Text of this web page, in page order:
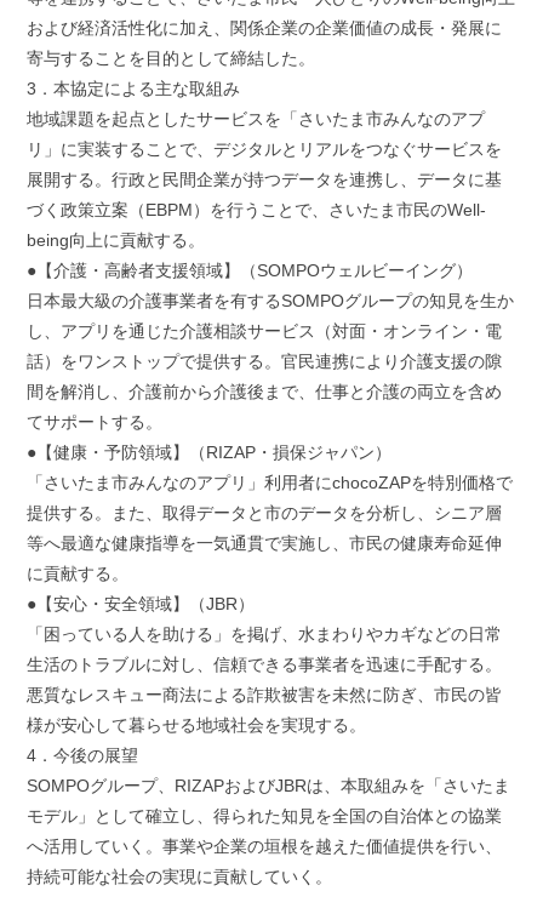
および経済活性化に加え、関係企業の企業価値の成長・発展に
寄与することを目的として締結した。
3．本協定による主な取組み
地域課題を起点としたサービスを「さいたま市みんなのアプ
リ」に実装することで、デジタルとリアルをつなぐサービスを
展開する。行政と民間企業が持つデータを連携し、データに基
づく政策立案（EBPM）を行うことで、さいたま市民のWell-
being向上に貢献する。
●【介護・高齢者支援領域】（SOMPOウェルビーイング）
日本最大級の介護事業者を有するSOMPOグループの知見を生か
し、アプリを通じた介護相談サービス（対面・オンライン・電
話）をワンストップで提供する。官民連携により介護支援の隙
間を解消し、介護前から介護後まで、仕事と介護の両立を含め
てサポートする。
●【健康・予防領域】（RIZAP・損保ジャパン）
「さいたま市みんなのアプリ」利用者にchocoZAPを特別価格で
提供する。また、取得データと市のデータを分析し、シニア層
等へ最適な健康指導を一気通貫で実施し、市民の健康寿命延伸
に貢献する。
●【安心・安全領域】（JBR）
「困っている人を助ける」を掲げ、水まわりやカギなどの日常
生活のトラブルに対し、信頼できる事業者を迅速に手配する。
悪質なレスキュー商法による詐欺被害を未然に防ぎ、市民の皆
様が安心して暮らせる地域社会を実現する。
4．今後の展望
SOMPOグループ、RIZAPおよびJBRは、本取組みを「さいたま
モデル」として確立し、得られた知見を全国の自治体との協業
へ活用していく。事業や企業の垣根を越えた価値提供を行い、
持続可能な社会の実現に貢献していく。